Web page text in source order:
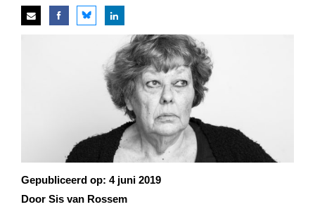
Gepubliceerd op: 4 juni 2019
Door Sis van Rossem